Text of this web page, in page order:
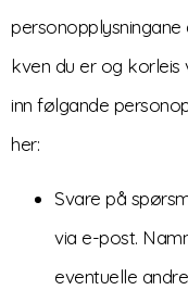
kven du er og korleis
inn følgande
her:
Svare på
via e-post.
eventuelle